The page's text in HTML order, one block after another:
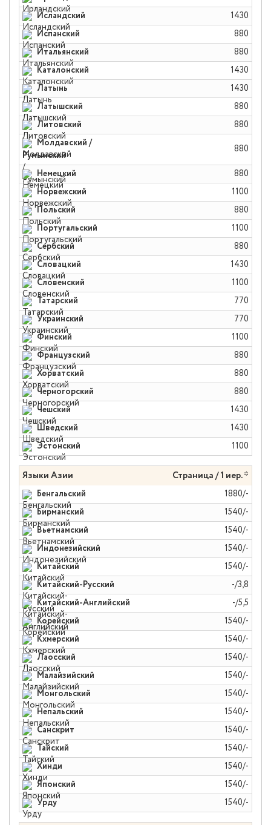
Исландский 1430
Испанский 880
Итальянский 880
Каталонский 1430
Латынь 1430
Латышский 880
Литовский 880
Молдавский /
Румынский
880
Немецкий 880
Норвежский 1100
Польский 880
Португальский 1100
Сербский 880
Словацкий 1430
Словенский 1100
Татарский 770
Украинский 770
Финский 1100
Французский 880
Хорватский 880
Черногорский 880
Чешский 1430
Шведский 1430
Эстонский 1100
Языки Азии Страница / 1 иер. *
Бенгальский 1880/-
Бирманский 1540/-
Вьетнамский 1540/-
Индонезийский 1540/-
Китайский 1540/-
Китайский-Русский -/3,8
Китайский-Английский -/5,5
Корейский 1540/-
Кхмерский 1540/-
Лаосский 1540/-
Малайзийский 1540/-
Монгольский 1540/-
Непальский 1540/-
Санскрит 1540/-
Тайский 1540/-
Хинди 1540/-
Японский 1540/-
Урду 1540/-